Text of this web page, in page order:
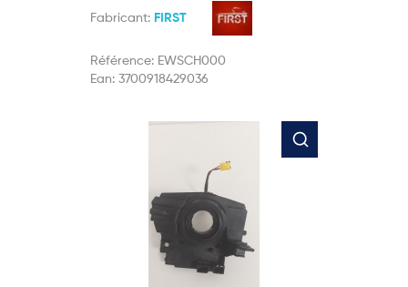
Fabricant: FIRST
Référence: EWSCH000
Ean: 3700918429036